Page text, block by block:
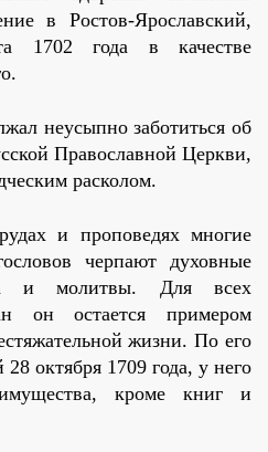
в Ростов-Ярославский,
1702 года в качестве
неусыпно заботиться об
Православной Церкви,
расколом.
и проповедях многие
черпают духовные
и молитвы. Для всех
он остается примером
жизни. По его
октября 1709 года, у него
кроме книг и